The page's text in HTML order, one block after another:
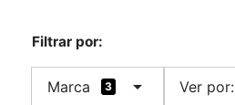
Filtrar por:
Marca 3 arrow_drop_down Ver por: